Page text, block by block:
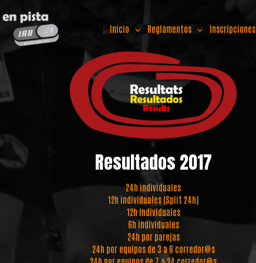
Inicio Reglamentos Inscripciones
Resultados 2017
24h individuales
12h individuales (Split 24h)
12h individuales
6h individuales
24h por parejas
24h por equipos de 3 a 6 corredor@s